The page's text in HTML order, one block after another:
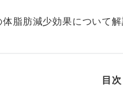
脂肪減少効果について解
目次